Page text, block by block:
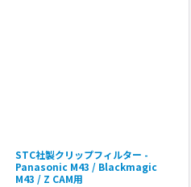
STC社製クリップフィルター -
Panasonic M43 / Blackmagic
M43 / Z CAM用